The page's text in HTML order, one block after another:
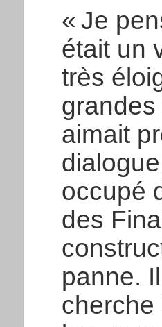
« Je
était un
très
grandes
aimait
occupé
des
panne.
cherche